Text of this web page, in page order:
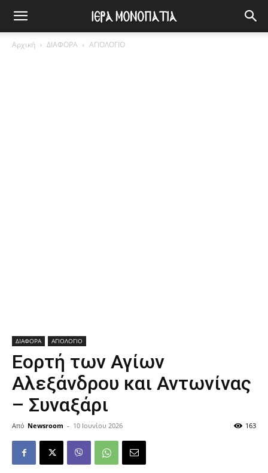
Αρχική ΔΙΑΦΟΡΑ ΑΓΙΟΛΟΓΙΟ
ΔΙΑΦΟΡΑ ΑΓΙΟΛΟΓΙΟ
Εορτή των Αγίων
Αλεξάνδρου και Αντωνίνας
– Συναξάρι
Από Newsroom - 10 Ιουνίου 2026 163